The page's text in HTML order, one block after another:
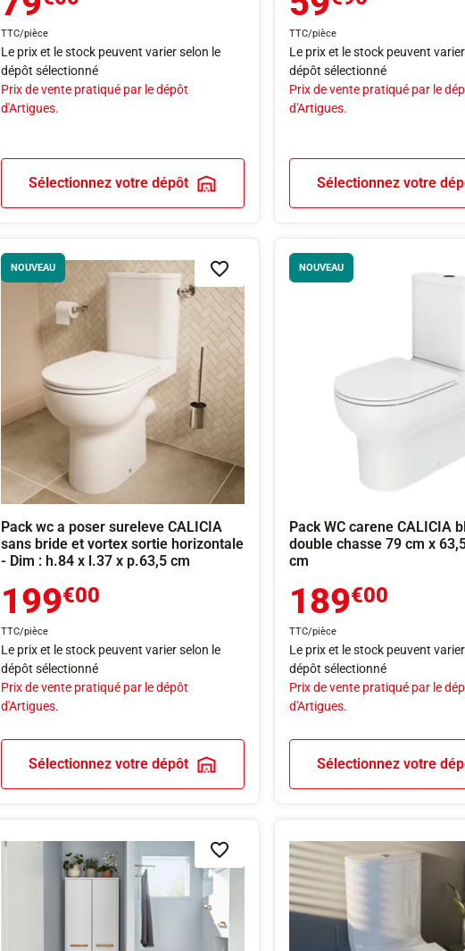
TTC/pièce
Le prix et le stock peuvent varier selon le
dépôt sélectionné
Prix de vente pratiqué par le dépôt
d'Artigues.
Sélectionnez votre dépôt
TTC/pièce
Le prix et le stock peuvent
dépôt sélectionné
Prix de vente pratiqué par le
d'Artigues.
Sélectionnez votre
NOUVEAU Ajouter à la liste de souhaits
Pack wc a poser sureleve CALICIA
sans bride et vortex sortie horizontale
- Dim : h.84 x l.37 x p.63,5 cm
199€00
TTC/pièce
Le prix et le stock peuvent varier selon le
dépôt sélectionné
Prix de vente pratiqué par le dépôt
d'Artigues.
Sélectionnez votre dépôt
NOUVEAU
Pack WC carene CALICIA
double chasse 79 cm x
cm
189€00
TTC/pièce
Le prix et le stock peuvent
dépôt sélectionné
Prix de vente pratiqué par le
d'Artigues.
Sélectionnez votre
Ajouter à la liste de souhaits